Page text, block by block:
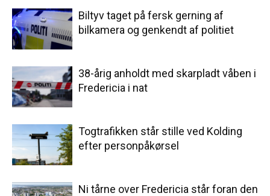
Biltyv taget på fersk gerning af
bilkamera og genkendt af politiet
38-årig anholdt med skarpladt våben i
Fredericia i nat
Togtrafikken står stille ved Kolding
efter personpåkørsel
Ni tårne over Fredericia står foran den